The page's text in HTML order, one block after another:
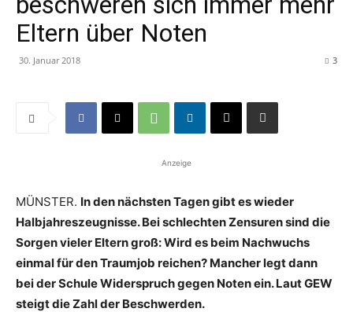
Eltern über Noten
30. Januar 2018 3
Anzeige
MÜNSTER. In den nächsten Tagen gibt es wieder
Halbjahreszeugnisse. Bei schlechten Zensuren sind die
Sorgen vieler Eltern groß: Wird es beim Nachwuchs
einmal für den Traumjob reichen? Mancher legt dann
bei der Schule Widerspruch gegen Noten ein. Laut GEW
steigt die Zahl der Beschwerden.